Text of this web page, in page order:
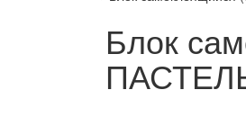
Блок